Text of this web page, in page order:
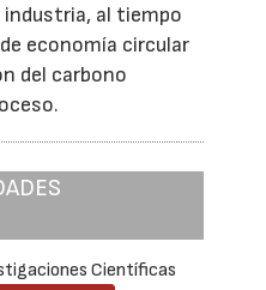
industria, al tiempo
economía circular
del carbono
Científicas